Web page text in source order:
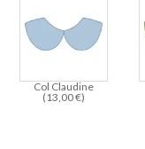
Col Claudine
(13,00€)